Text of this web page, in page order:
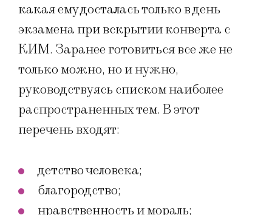
какая ему досталась только в день
экзамена при вскрытии конверта с
КИМ. Заранее готовиться все же не
только можно, но и нужно,
руководствуясь списком наиболее
распространенных тем. В этот
перечень входят:
детство человека;
благородство;
нравственность и мораль;